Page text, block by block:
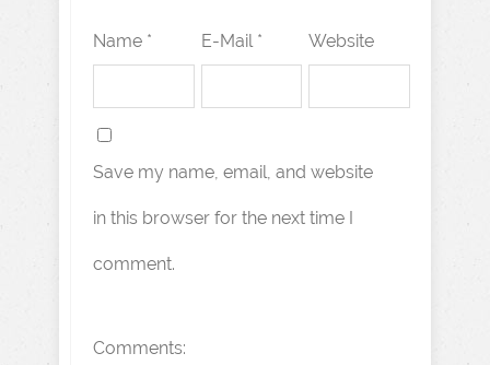
Name * E-Mail * Website
Save my name, email, and website
in this browser for the next time I
comment.
Comments: